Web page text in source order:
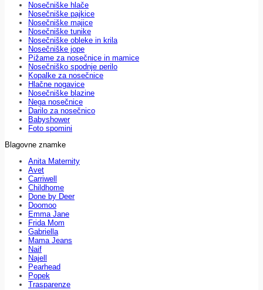
Nosečniške hlače
Nosečniške pajkice
Nosečniške majice
Nosečniške tunike
Nosečniške obleke in krila
Nosečniške jope
Pižame za nosečnice in mamice
Nosečniško spodnje perilo
Kopalke za nosečnice
Hlačne nogavice
Nosečniške blazine
Nega nosečnice
Darilo za nosečnico
Babyshower
Foto spomini
Blagovne znamke
Anita Maternity
Avet
Carriwell
Childhome
Done by Deer
Doomoo
Emma Jane
Frida Mom
Gabriella
Mama Jeans
Naif
Najell
Pearhead
Popek
Trasparenze